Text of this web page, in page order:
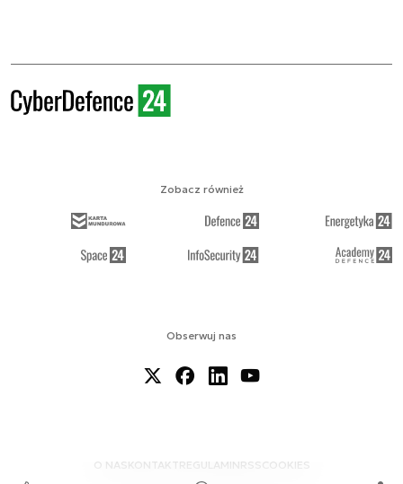
Obserwuj nas
O NAS KONTAKTREGULAMINRSS COOKIES
Zobacz również